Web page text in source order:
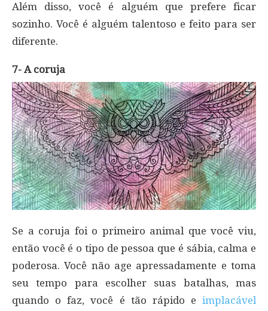
Além disso, você é alguém que prefere ficar
sozinho. Você é alguém talentoso e feito para ser
diferente.
7- A coruja
Se a coruja foi o primeiro animal que você viu,
então você é o tipo de pessoa que é sábia, calma e
poderosa. Você não age apressadamente e toma
seu tempo para escolher suas batalhas, mas
quando o faz, você é tão rápido e implacável